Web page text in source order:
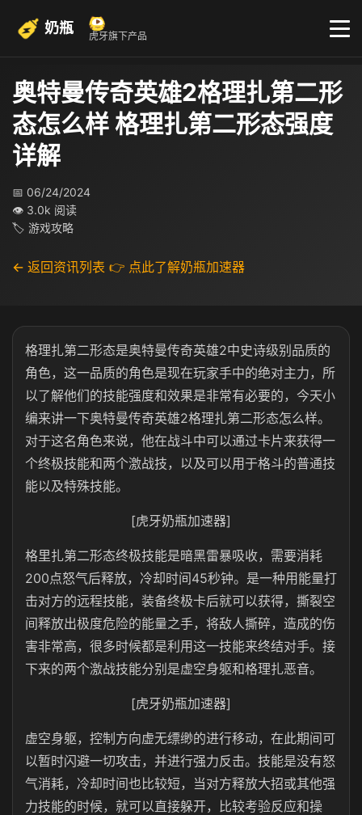
奶瓶 虎牙旗下产品
奥特曼传奇英雄2格理扎第二形
态怎么样 格理扎第二形态强度
详解
📅 06/24/2024
👁 3.0k 阅读
🏷 游戏攻略
← 返回资讯列表 👉 点此了解奶瓶加速器
格理扎第二形态是奥特曼传奇英雄2中史诗级别品质的
角色，这一品质的角色是现在玩家手中的绝对主力，所
以了解他们的技能强度和效果是非常有必要的，今天小
编来讲一下奥特曼传奇英雄2格理扎第二形态怎么样。
对于这名角色来说，他在战斗中可以通过卡片来获得一
个终极技能和两个激战技，以及可以用于格斗的普通技
能以及特殊技能。
[虎牙奶瓶加速器]
格里扎第二形态终极技能是暗黑雷暴吸收，需要消耗
200点怒气后释放，冷却时间45秒钟。是一种用能量打
击对方的远程技能，装备终极卡后就可以获得，撕裂空
间释放出极度危险的能量之手，将敌人撕碎，造成的伤
害非常高，很多时候都是利用这一技能来终结对手。接
下来的两个激战技能分别是虚空身躯和格理扎恶音。
[虎牙奶瓶加速器]
虚空身躯，控制方向虚无缥缈的进行移动，在此期间可
以暂时闪避一切攻击，并进行强力反击。技能是没有怒
气消耗，冷却时间也比较短，当对方释放大招或其他强
力技能的时候，就可以直接躲开，比较考验反应和操